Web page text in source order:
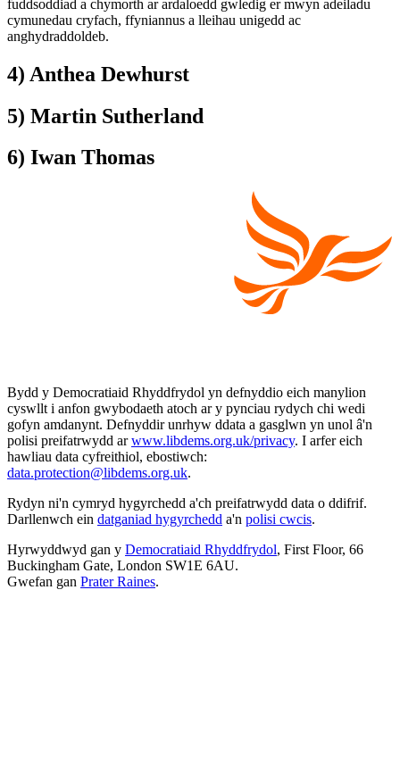
fuddsoddiad a chymorth ar ardaloedd gwledig er mwyn adeiladu
cymunedau cryfach, ffyniannus a lleihau unigedd ac
anghydraddoldeb.
4) Anthea Dewhurst
5) Martin Sutherland
6) Iwan Thomas
Bydd y Democratiaid Rhyddfrydol yn defnyddio eich manylion
cyswllt i anfon gwybodaeth atoch ar y pynciau rydych chi wedi
gofyn amdanynt. Defnyddir unrhyw ddata a gasglwn yn unol â'n
polisi preifatrwydd arwww.libdems.org.uk/privacy. I arfer eich
hawliau data cyfreithiol, ebostiwch:
data.protection@libdems.org.uk.
Rydyn ni'n cymryd hygyrchedd a'ch preifatrwydd data o ddifrif.
Darllenwch ein datganiad hygyrchedd a'n polisi cwcis.
Hyrwyddwyd gan y Democratiaid Rhyddfrydol, First Floor, 66
Buckingham Gate, London SW1E 6AU.
Gwefan gan Prater Raines.